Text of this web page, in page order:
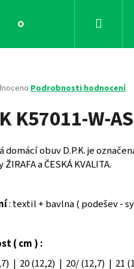
Obchodní podmínky
Podrobnosti hodnocení
K57011-W-
domácí obuv D.P.K. je
a ČESKÁ KVALITA.
: textil + bavlna ( podešev -
( cm ) :
| 20 (12,2) | 20/ (12,7) | 21